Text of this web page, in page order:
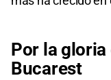
Por la
Bucarest